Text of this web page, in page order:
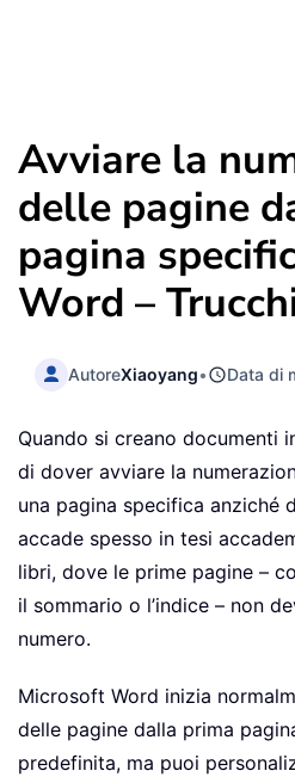
Avviare la
delle pagine
pagina
Word –
AutoreXiaoyang• Data di
Quando si creano documenti
di dover avviare la
una pagina specifica anziché
accade spesso in tesi
libri, dove le prime pagine –
il sommario o l’indice – non
numero.
Microsoft Word inizia
delle pagine dalla prima
predefinita, ma puoi